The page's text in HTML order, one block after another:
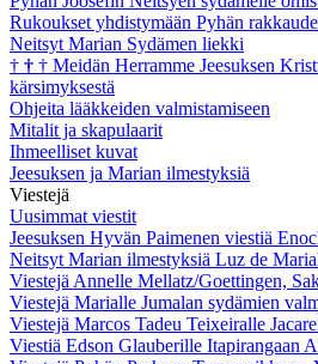
Rukoukset yhdistymään Pyhän
Neitsyt Marian Sydämen liekki
† † † Meidän Herramme Jeesuksen
kärsimyksestä
Ohjeita lääkkeiden valmistamiseen
Mitalit ja skapulaarit
Ihmeelliset kuvat
Jeesuksen ja Marian ilmestyksiä
Viestejä
Uusimmat viestit
Jeesuksen Hyvän Paimenen viestiä
Neitsyt Marian ilmestyksiä Luz de
Viestejä Annelle Mellatz/Goettingen,
Viestejä Marialle Jumalan sydämien
Viestejä Marcos Tadeu Teixeiralle
Viestiä Edson Glauberille Itapirangaan